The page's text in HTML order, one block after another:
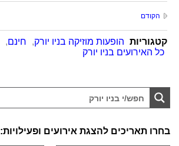
הקודם
קטגוריות הופעות מוזיקה בניו יורק, חינם,
כל האירועים בניו יורק
בחרו תאריכים להצגת אירועים ופעילויות: